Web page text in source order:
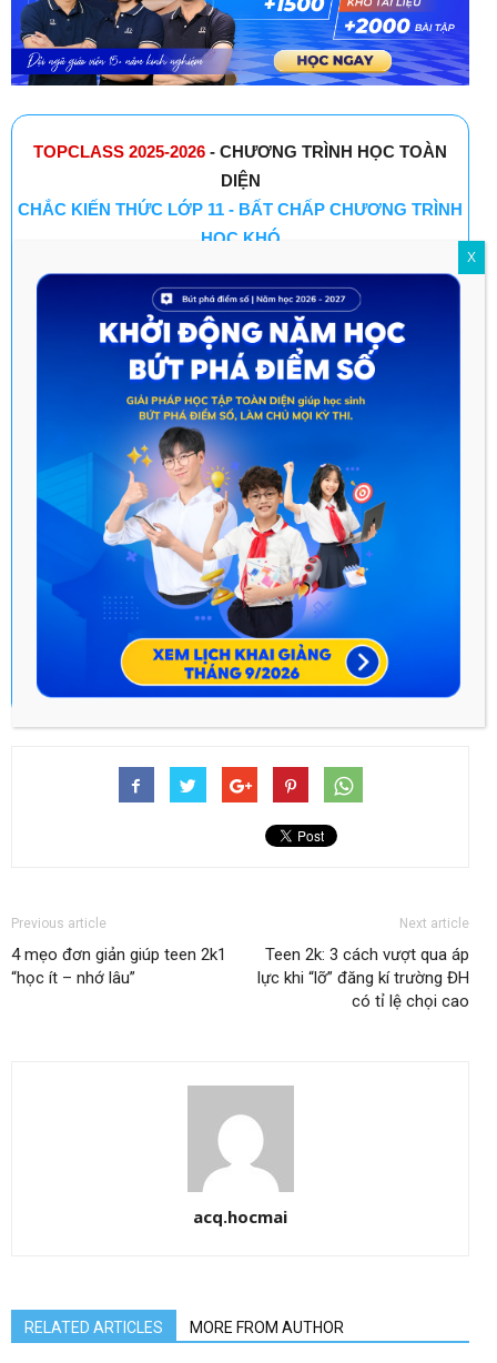
TOPCLASS 2025-2026 - CHƯƠNG TRÌNH HỌC TOÀN
DIỆN
CHẮC KIẾN THỨC LỚP 11 - BẤT CHẤP CHƯƠNG TRÌNH
HỌC KHÓ
RÈN LUYỆN KỸ NĂNG TỰ HỌC - TƯ DUY GIẢI
QUYẾT VẤN ĐỀ
ĐA DẠNG HÌNH THỨC HỌC - PHÙ HỢP MỌI NHU
TOP THẦY CÔ DANH TIẾNG ĐỒNG HÀNH PHÁT
TRIỂN TOÀN DIỆN KIẾN THỨC & KỸ NĂNG
DỊCH VỤ HỖ TRỢ ĐỒNG HÀNH TRONG SUỐT QUÁ
TRÌNH HỌC TẬP
Ưu đãi đặt chỗ sớm -Giảm đến 45%!Áp dụng cho PHHS
đăng ký trong tháng này!
HỌC THỬ MIỄN PHÍ ĐĂNG KÝ NGAY
Previous article
4 mẹo đơn giản giúp teen 2k1
“học ít – nhớ lâu”
Next article
Teen 2k: 3 cách vượt qua áp
lực khi “lỡ” đăng kí trường ĐH
có tỉ lệ chọi cao
acq.hocmai
RELATED ARTICLES MORE FROM AUTHOR
X